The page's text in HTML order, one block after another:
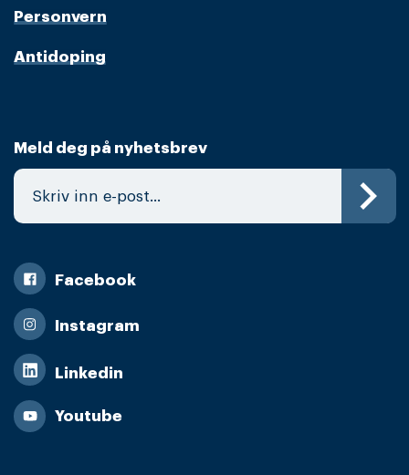
Personvern
Antidoping
Meld deg på nyhetsbrev
Facebook
Instagram
Linkedin
Youtube